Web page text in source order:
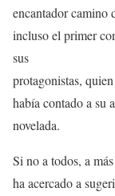
encantador camino
incluso el primer
sus
protagonistas,
había contado a su
novelada.
Si no a todos, a
ha acercado a